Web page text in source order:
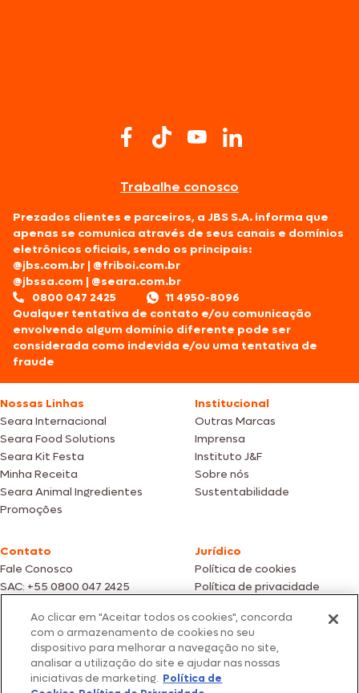
Trabalhe conosco
Prezados clientes e parceiros, a JBS S.A. informa que
apenas se comunica através de seus canais e domínios
eletrônicos oficiais, sendo os principais:
@jbs.com.br |@friboi.com.br
@jbssa.com |@seara.com.br
0800 047 2425
11 4950-8096
Qualquer tentativa de contato e/ou comunicação
envolvendo algum domínio diferente pode ser
considerada como indevida e/ou uma tentativa de
fraude
Nossas Linhas
Seara Internacional
Seara Food Solutions
Seara Kit Festa
Minha Receita
Seara Animal Ingredientes
Promoções
Institucional
Outras Marcas
Imprensa
Instituto J&F
Sobre nós
Sustentabilidade
Contato
Fale Conosco
SAC: +55 0800 047 2425
Jurídico
Política de cookies
Política de privacidade
Fotos meramente ilustrativas | Ofertas válidas enquanto durarem os
estoques dos nossos parceiros | Vendas sujeitas a análise e confirmação
de dados.
Os preços, promoções e condições de pagamento são válidos
exclusivamente para compras efetuadas em nossos parceiros.
Ao clicar em "Aceitar todos os cookies", concorda
com o armazenamento de cookies no seu
dispositivo para melhorar a navegação no site,
analisar a utilização do site e ajudar nas nossas
iniciativas de marketing. Política de